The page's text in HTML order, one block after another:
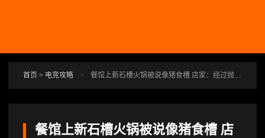
首页 > 电竞攻略 > 餐馆上新石槽火锅被说像猪食槽 店家：经过抛光打磨 卫生安全没问题
餐馆上新石槽火锅被说像猪食槽 店